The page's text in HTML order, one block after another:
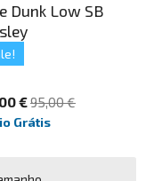
Dunk Low SB
€95,00 €
Grátis